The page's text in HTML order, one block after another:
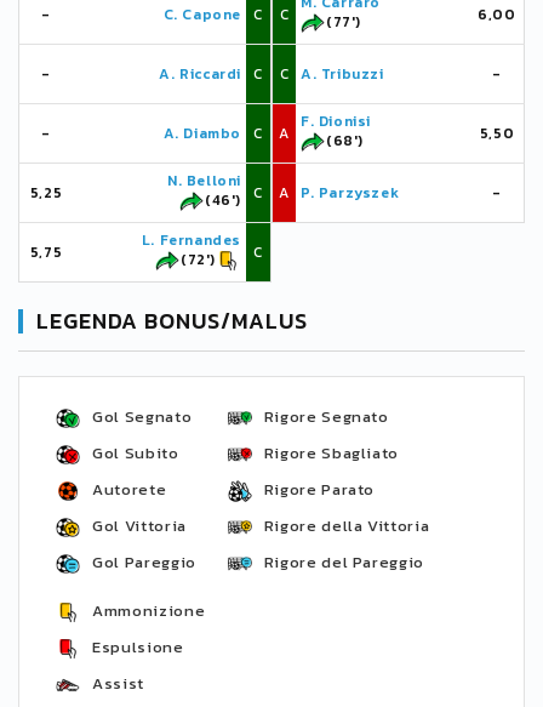
- C. Capone C
- A. Riccardi C
- A. Diambo C
5,25
N. Belloni
(46')
C
5,75
L. Fernandes
(72')
C
C
(77')
6,00
C A. Tribuzzi -
A
F. Dionisi
(68')
5,50
A P. Parzyszek -
LEGENDA BONUS/MALUS
Gol Segnato
Gol Subito
Autorete
Gol Vittoria
Gol Pareggio
Rigore Segnato
Rigore Sbagliato
Rigore Parato
Rigore della Vittoria
Rigore del Pareggio
Ammonizione
Espulsione
Assist